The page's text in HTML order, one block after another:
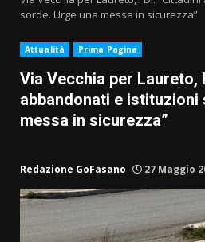
sorde. Urge una messa in sicurezza”
Attualità Prima Pagina
Via Vecchia per Laureto,
abbandonati e istituzioni
messa in sicurezza”
Redazione GoFasano 27 Maggio